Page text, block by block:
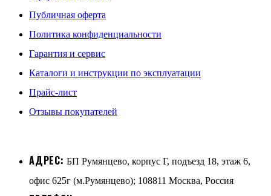
Публичная оферта
Политика конфиденциальности
Гарантия и сервис
Каталоги и инструкции по эксплуатации
Прайс-лист
Отзывы покупателей
АДРЕС: БП Румянцево, корпус Г, подъезд 18, этаж 6,
офис 625г (м.Румянцево); 108811 Москва, Россия